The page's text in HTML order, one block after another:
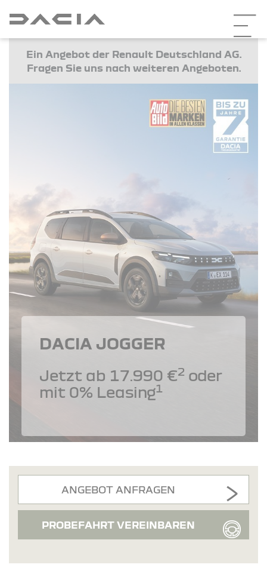
Ein Angebot der Renault Deutschland AG.
Fragen Sie uns nach weiteren Angeboten.
DACIA JOGGER
Jetzt ab 17.990 €2 oder
mit 0% Leasing1
ANGEBOT ANFRAGEN
PROBEFAHRT VEREINBAREN